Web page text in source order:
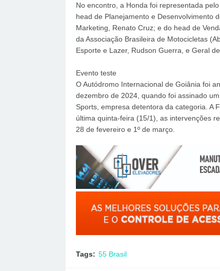
No encontro, a Honda foi representada
head de Planejamento e Desenvolvimento
Marketing, Renato Cruz; e do head de
da Associação Brasileira de Motocicletas
Esporte e Lazer, Rudson Guerra, e Geral
Evento teste
O Autódromo Internacional de Goiânia foi
dezembro de 2024, quando foi assinado
Sports, empresa detentora da categoria. A
última quinta-feira (15/1), as intervenções
28 de fevereiro e 1º de março.
Tags: 55 Brasil